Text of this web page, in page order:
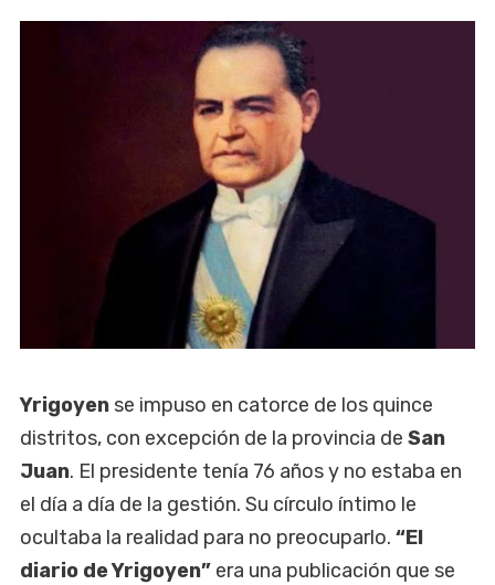
Yrigoyen se impuso en catorce de los quince
distritos, con excepción de la provincia de San
Juan. El presidente tenía 76 años y no estaba en
el día a día de la gestión. Su círculo íntimo le
ocultaba la realidad para no preocuparlo. “El
diario de Yrigoyen” era una publicación que se